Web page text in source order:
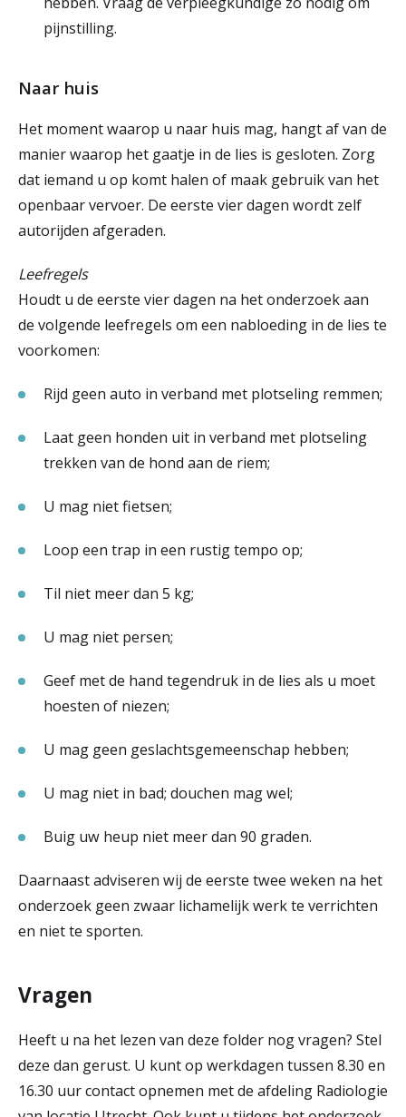
pijnstilling.
Naar huis
Het moment waarop u naar huis mag, hangt af van de
manier waarop het gaatje in de lies is gesloten. Zorg
dat iemand u op komt halen of maak gebruik van het
openbaar vervoer. De eerste vier dagen wordt zelf
autorijden afgeraden.
Leefregels
Houdt u de eerste vier dagen na het onderzoek aan
de volgende leefregels om een nabloeding in de lies te
voorkomen:
Rijd geen auto in verband met plotseling remmen;
Laat geen honden uit in verband met plotseling
trekken van de hond aan de riem;
U mag niet fietsen;
Loop een trap in een rustig tempo op;
Til niet meer dan 5 kg;
U mag niet persen;
Geef met de hand tegendruk in de lies als u moet
hoesten of niezen;
U mag geen geslachtsgemeenschap hebben;
U mag niet in bad; douchen mag wel;
Buig uw heup niet meer dan 90 graden.
Daarnaast adviseren wij de eerste twee weken na het
onderzoek geen zwaar lichamelijk werk te verrichten
en niet te sporten.
Vragen
Heeft u na het lezen van deze folder nog vragen? Stel
deze dan gerust. U kunt op werkdagen tussen 8.30 en
16.30 uur contact opnemen met de afdeling Radiologie